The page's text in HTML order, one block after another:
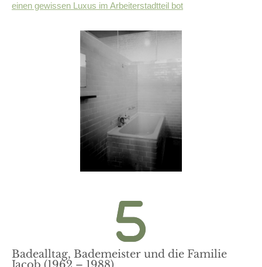
einen gewissen Luxus im Arbeiterstadtteil bot
Badealltag, Bademeister und die Familie